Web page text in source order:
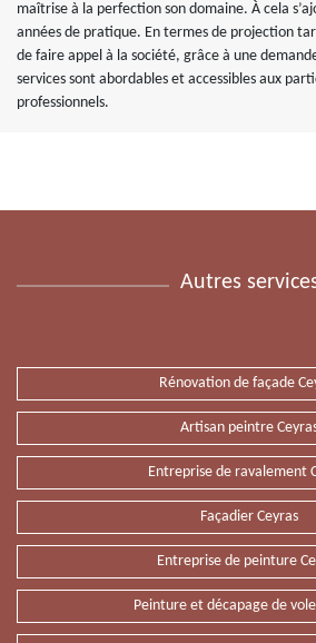
maîtrise à la perfection son domaine. À cela
années de pratique. En termes de projection
de faire appel à la société, grâce à une
services sont abordables et accessibles aux
professionnels.
Autres
Rénovation de façade
Artisan peintre
Entreprise de ravalement
Façadier Ceyras
Entreprise de peinture
Peinture et décapage de